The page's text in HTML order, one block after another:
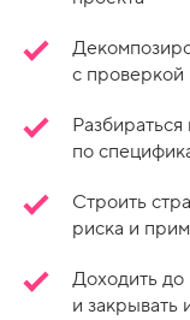
с проверкой
по
Строить
риска и
Доходить
и закрывать